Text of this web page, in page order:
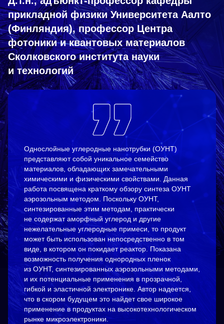
прикладной физики Университета Аалто
(Финляндия), профессор Центра
фотоники и квантовых материалов
Сколковского института науки
и технологий
Однослойные углеродные нанотрубки (ОУНТ)
представляют собой уникальное семейство
материалов, обладающих замечательными
химическими и физическими свойствами. Данная
работа посвящена краткому обзору синтеза ОУНТ
аэрозольным методом. Поскольку ОУНТ,
синтезированные этим методам, практически
не содержат аморфный углерод и другие
нежелательные углеродные примеси, то продукт
может быть использован непосредственно в том
виде, в котором он покидает реактор. Показана
возможность получения однородных пленок
из ОУНТ, синтезированных аэрозольными методами,
и их потенциальные применения в прозрачной,
гибкой и эластичной электронике. Автор надеется,
что в скором будущем это найдет свое широкое
применение в продуктах на высокотехнологическом
рынке микроэлектроники.